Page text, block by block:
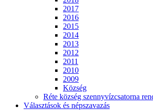
2017
2016
2015
2014
2013
2012
2011
2010
2009
Község
Réte község szennyvízcsatorna
Választások és népszavazás